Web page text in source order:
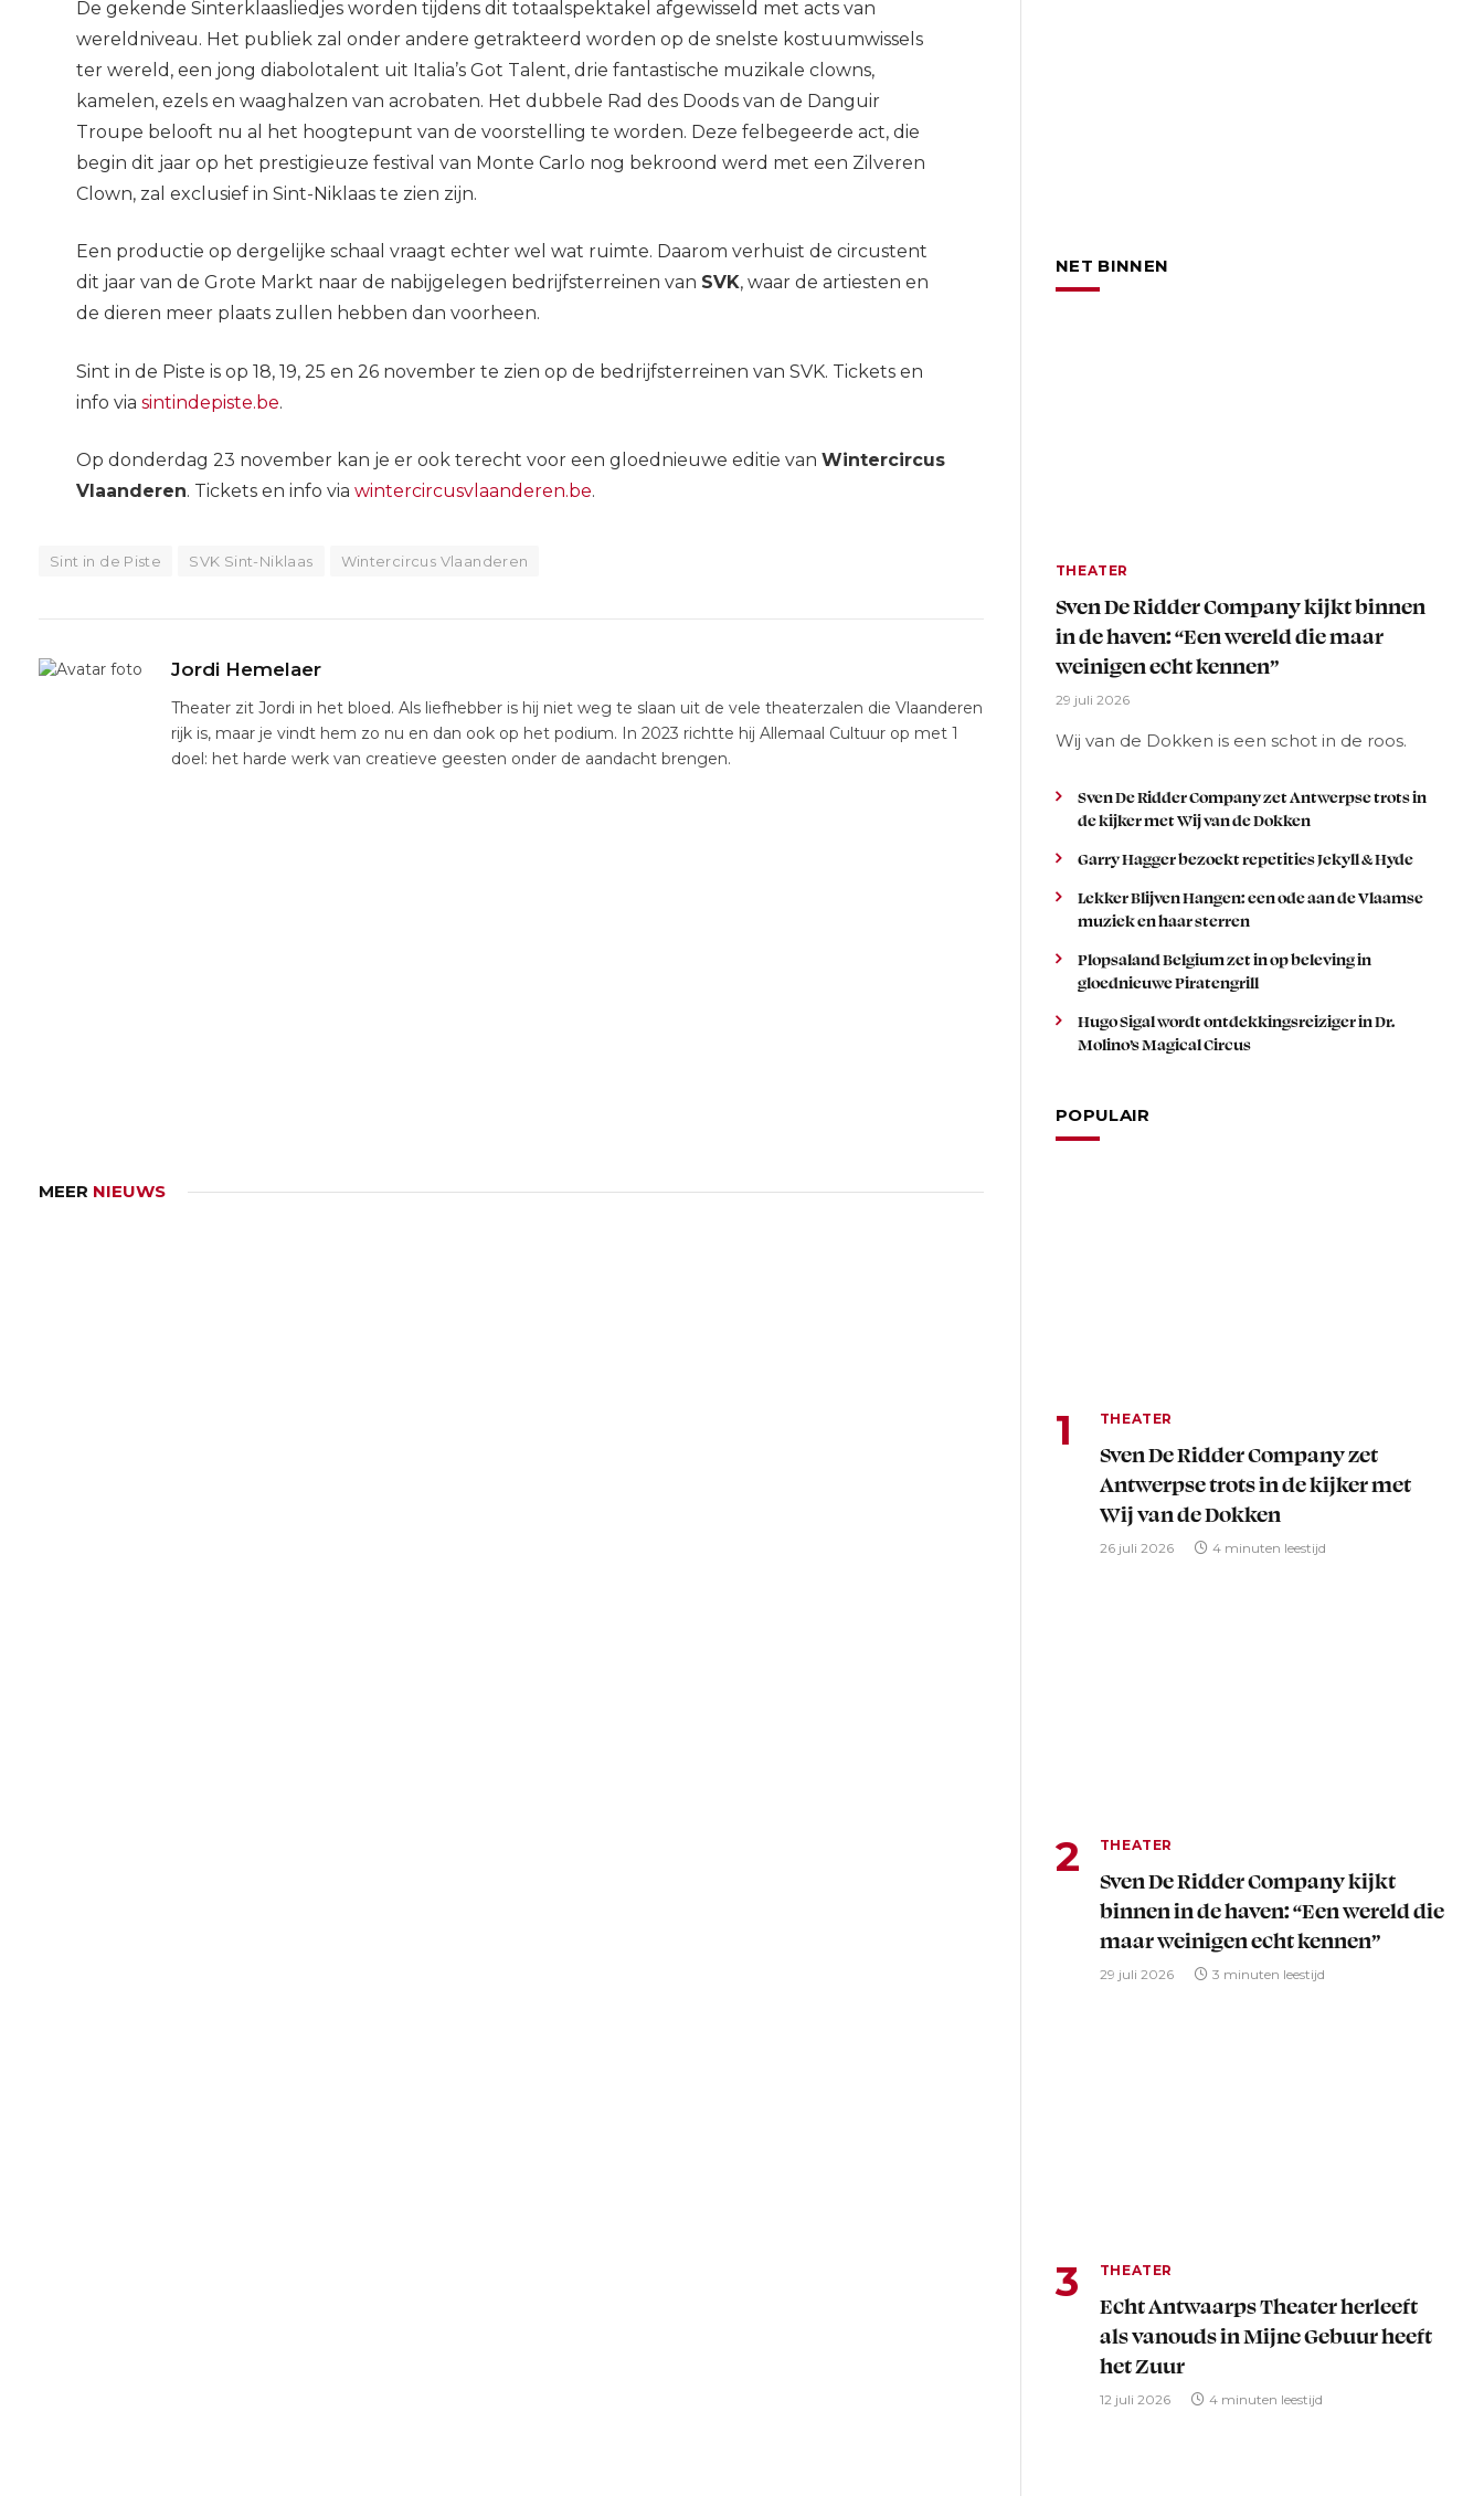
De gekende Sinterklaasliedjes worden tijdens dit totaalspektakel afgewisseld met acts van
wereldniveau. Het publiek zal onder andere getrakteerd worden op de snelste kostuumwissels
ter wereld, een jong diabolotalent uit Italia’s Got Talent, drie fantastische muzikale clowns,
kamelen, ezels en waaghalzen van acrobaten. Het dubbele Rad des Doods van de Danguir
Troupe belooft nu al het hoogtepunt van de voorstelling te worden. Deze felbegeerde act, die
begin dit jaar op het prestigieuze festival van Monte Carlo nog bekroond werd met een Zilveren
Clown, zal exclusief in Sint-Niklaas te zien zijn.
Een productie op dergelijke schaal vraagt echter wel wat ruimte. Daarom verhuist de circustent
dit jaar van de Grote Markt naar de nabijgelegen bedrijfsterreinen van SVK, waar de artiesten en
de dieren meer plaats zullen hebben dan voorheen.
Sint in de Piste is op 18, 19, 25 en 26 november te zien op de bedrijfsterreinen van SVK. Tickets en
info via sintindepiste.be.
Op donderdag 23 november kan je er ook terecht voor een gloednieuwe editie van Wintercircus
Vlaanderen. Tickets en info via wintercircusvlaanderen.be.
Sint in de Piste SVK Sint-Niklaas Wintercircus Vlaanderen
Jordi Hemelaer
Theater zit Jordi in het bloed. Als liefhebber is hij niet weg te slaan uit de vele theaterzalen die Vlaanderen
rijk is, maar je vindt hem zo nu en dan ook op het podium. In 2023 richtte hij Allemaal Cultuur op met 1
doel: het harde werk van creatieve geesten onder de aandacht brengen.
MEER NIEUWS
NET BINNEN
THEATER
Sven De Ridder Company kijkt binnen
in de haven: “Een wereld die maar
weinigen echt kennen”
29 juli 2026
Wij van de Dokken is een schot in de roos.
Sven De Ridder Company zet Antwerpse trots in
de kijker met Wij van de Dokken
Garry Hagger bezoekt repetities Jekyll & Hyde
Lekker Blijven Hangen: een ode aan de Vlaamse
muziek en haar sterren
Plopsaland Belgium zet in op beleving in
gloednieuwe Piratengrill
Hugo Sigal wordt ontdekkingsreiziger in Dr.
Molino’s Magical Circus
POPULAIR
THEATER
Sven De Ridder Company zet
Antwerpse trots in de kijker met
Wij van de Dokken
26 juli 2026 4 minuten leestijd
THEATER
Sven De Ridder Company kijkt
binnen in de haven: “Een wereld die
maar weinigen echt kennen”
29 juli 2026 3 minuten leestijd
THEATER
Echt Antwaarps Theater herleeft
als vanouds in Mijne Gebuur heeft
het Zuur
12 juli 2026 4 minuten leestijd